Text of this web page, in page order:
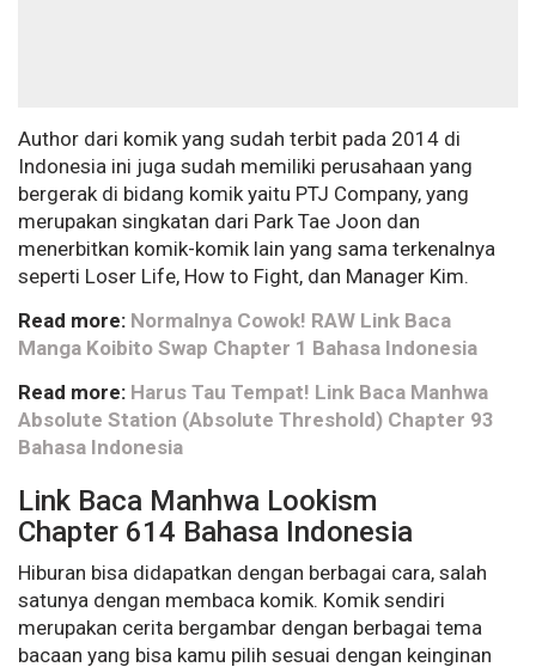
Author dari komik yang sudah terbit pada 2014 di
Indonesia ini juga sudah memiliki perusahaan yang
bergerak di bidang komik yaitu PTJ Company, yang
merupakan singkatan dari Park Tae Joon dan
menerbitkan komik-komik lain yang sama terkenalnya
seperti Loser Life, How to Fight, dan Manager Kim.
Read more: Normalnya Cowok! RAW Link Baca
Manga Koibito Swap Chapter 1 Bahasa Indonesia
Read more: Harus Tau Tempat! Link Baca Manhwa
Absolute Station (Absolute Threshold) Chapter 93
Bahasa Indonesia
Link Baca Manhwa Lookism
Chapter 614 Bahasa Indonesia
Hiburan bisa didapatkan dengan berbagai cara, salah
satunya dengan membaca komik. Komik sendiri
merupakan cerita bergambar dengan berbagai tema
bacaan yang bisa kamu pilih sesuai dengan keinginan